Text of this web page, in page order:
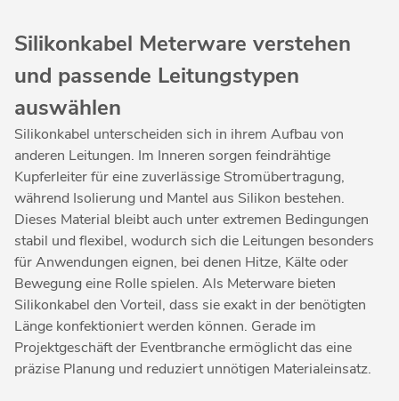
Silikonkabel Meterware verstehen
und passende Leitungstypen
auswählen
Silikonkabel unterscheiden sich in ihrem Aufbau von
anderen Leitungen. Im Inneren sorgen feindrähtige
Kupferleiter für eine zuverlässige Stromübertragung,
während Isolierung und Mantel aus Silikon bestehen.
Dieses Material bleibt auch unter extremen Bedingungen
stabil und flexibel, wodurch sich die Leitungen besonders
für Anwendungen eignen, bei denen Hitze, Kälte oder
Bewegung eine Rolle spielen. Als Meterware bieten
Silikonkabel den Vorteil, dass sie exakt in der benötigten
Länge konfektioniert werden können. Gerade im
Projektgeschäft der Eventbranche ermöglicht das eine
präzise Planung und reduziert unnötigen Materialeinsatz.